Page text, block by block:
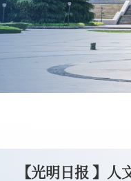
【光明日报 】人